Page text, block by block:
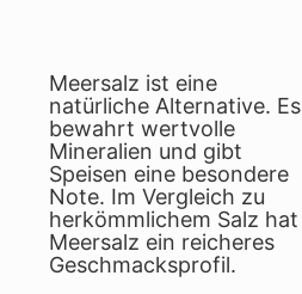
Meersalz ist eine
natürliche Alternative. Es
bewahrt wertvolle
Mineralien und gibt
Speisen eine besondere
Note. Im Vergleich zu
herkömmlichem Salz hat
Meersalz ein reicheres
Geschmacksprofil.